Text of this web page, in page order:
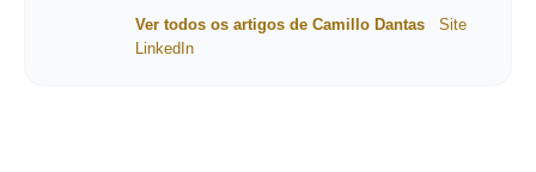
Ver todos os artigos de Camillo Dantas
Site
LinkedIn